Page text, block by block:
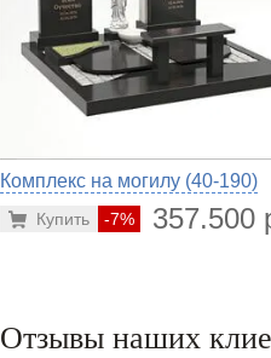
Комплекс на могилу (40-190)
-7% 357.500
Купить
Отзывы наших